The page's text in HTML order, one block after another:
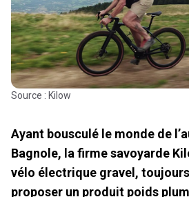
Source : Kilow
Ayant bousculé le monde de
Bagnole, la firme savoyarde
vélo électrique gravel,
proposer un produit poids